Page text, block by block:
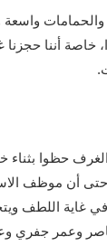
واسعة
خاصة أننا حجزنا
الغرف حظوا
حتى أن موظف
غاية اللطف
ناصر وعمر جفري